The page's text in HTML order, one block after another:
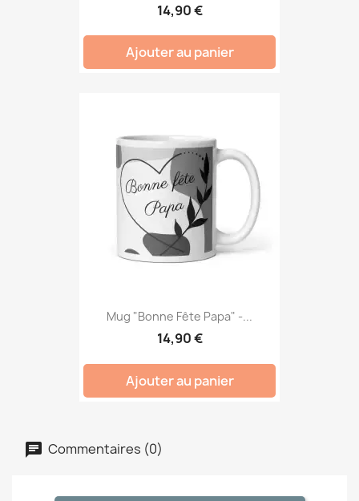
14,90 €
Ajouter au panier
Mug "Bonne Fête Papa" -...
14,90 €
Ajouter au panier
Commentaires (0)